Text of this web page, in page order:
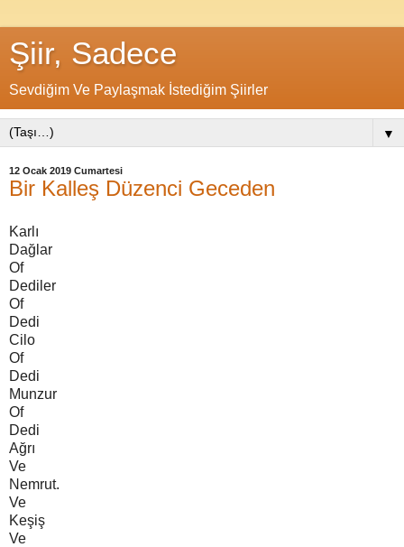
Şiir, Sadece
Sevdiğim Ve Paylaşmak İstediğim Şiirler
▼
12 Ocak 2019 Cumartesi
Bir Kalleş Düzenci Geceden
Karlı
Dağlar
Of
Dediler
Of
Dedi
Cilo
Of
Dedi
Munzur
Of
Dedi
Ağrı
Ve
Nemrut.
Ve
Keşiş
Ve